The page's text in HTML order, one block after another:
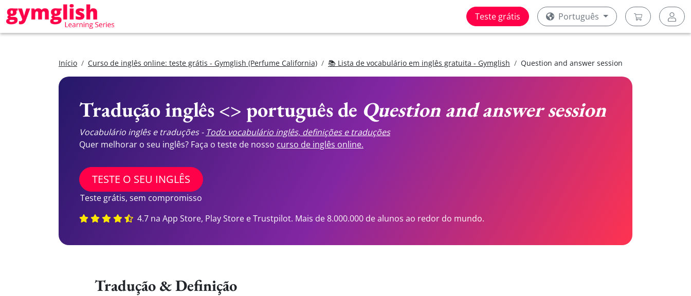
Teste grátis Português
Início Curso de inglês online: teste grátis - Gymglish (Perfume California) 📚 Lista de vocabulário em inglês gratuita - Gymglish Question and answer session
Tradução inglês <> português de Question and answer session
Vocabulário inglês e traduções - Todo vocabulário inglês, definições e traduções
Quer melhorar o seu inglês? Faça o teste de nosso curso de inglês online.
TESTE O SEU INGLÊS
Teste grátis, sem compromisso
4.7 na App Store, Play Store e Trustpilot. Mais de 8.000.000 de alunos ao redor do mundo.
Tradução & Definição